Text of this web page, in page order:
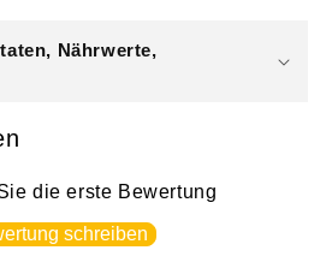
Nährwerte,
die erste Bewertung
schreiben